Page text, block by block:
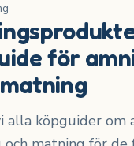
för
alla köpguider om